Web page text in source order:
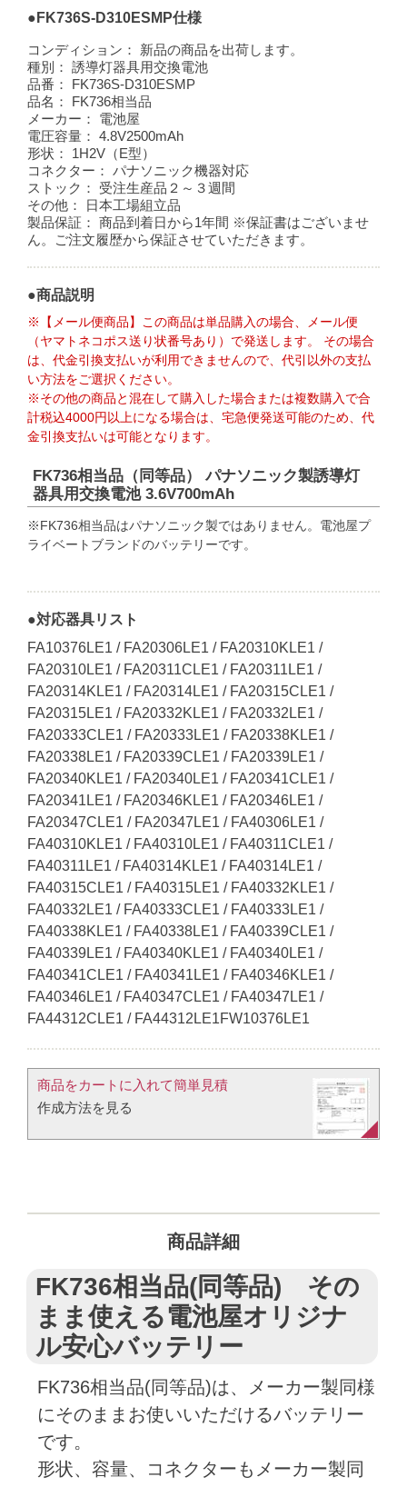
●FK736S-D310ESMP仕様
コンディション：
新品の商品を出荷します。
種別：
誘導灯器具用交換電池
品番：
FK736S-D310ESMP
品名：
FK736相当品
メーカー：
電池屋
電圧容量：
4.8V2500mAh
形状：
1H2V（E型）
コネクター：
パナソニック機器対応
ストック：
受注生産品２～３週間
その他：
日本工場組立品
製品保証：
商品到着日から1年間 ※保証書はございませ
ん。ご注文履歴から保証させていただきます。
●商品説明
※【メール便商品】この商品は単品購入の場合、メール便
（ヤマトネコポス送り状番号あり）で発送します。 その場合
は、代金引換支払いが利用できませんので、代引以外の支払
い方法をご選択ください。
※その他の商品と混在して購入した場合または複数購入で合
計税込4000円以上になる場合は、宅急便発送可能のため、代
金引換支払いは可能となります。
FK736相当品（同等品） パナソニック製誘導灯
器具用交換電池 3.6V700mAh
※FK736相当品はパナソニック製ではありません。電池屋プ
ライベートブランドのバッテリーです。
●対応器具リスト
FA10376LE1 / FA20306LE1 / FA20310KLE1 /
FA20310LE1 / FA20311CLE1 / FA20311LE1 /
FA20314KLE1 / FA20314LE1 / FA20315CLE1 /
FA20315LE1 / FA20332KLE1 / FA20332LE1 /
FA20333CLE1 / FA20333LE1 / FA20338KLE1 /
FA20338LE1 / FA20339CLE1 / FA20339LE1 /
FA20340KLE1 / FA20340LE1 / FA20341CLE1 /
FA20341LE1 / FA20346KLE1 / FA20346LE1 /
FA20347CLE1 / FA20347LE1 / FA40306LE1 /
FA40310KLE1 / FA40310LE1 / FA40311CLE1 /
FA40311LE1 / FA40314KLE1 / FA40314LE1 /
FA40315CLE1 / FA40315LE1 / FA40332KLE1 /
FA40332LE1 / FA40333CLE1 / FA40333LE1 /
FA40338KLE1 / FA40338LE1 / FA40339CLE1 /
FA40339LE1 / FA40340KLE1 / FA40340LE1 /
FA40341CLE1 / FA40341LE1 / FA40346KLE1 /
FA40346LE1 / FA40347CLE1 / FA40347LE1 /
FA44312CLE1 / FA44312LE1FW10376LE1
商品をカートに入れて簡単見積​
作成方法を見る​​
商品詳細
FK736相当品(同等品) その
まま使える電池屋オリジナ
ル安心バッテリー
FK736相当品(同等品)は、メーカー製同様
にそのままお使いいただけるバッテリー
です。
形状、容量、コネクターもメーカー製同